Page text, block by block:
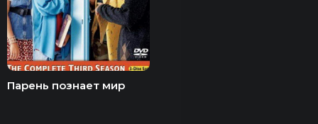
Парень познает мир